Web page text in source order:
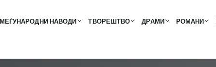
МЕЃУНАРОДНИ НАВОДИ ТВОРЕШТВО ДРАМИ РОМАНИ